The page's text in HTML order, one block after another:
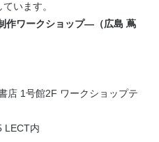
います。
作ワークショップ—（広島 蔦
1号館2F ワークショップテ
LECT内